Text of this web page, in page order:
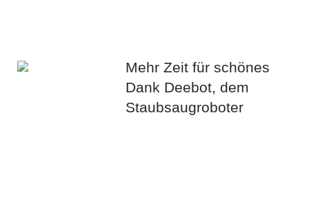
Mehr Zeit für schönes
Dank Deebot, dem
Staubsaugroboter